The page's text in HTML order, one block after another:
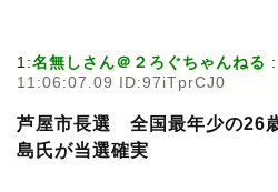
1:名無しさん＠２ろぐちゃんねる :
11:06:07.09 ID:97iTprCJ0
芦屋市長選 全国最年少の26
島氏が当選確実